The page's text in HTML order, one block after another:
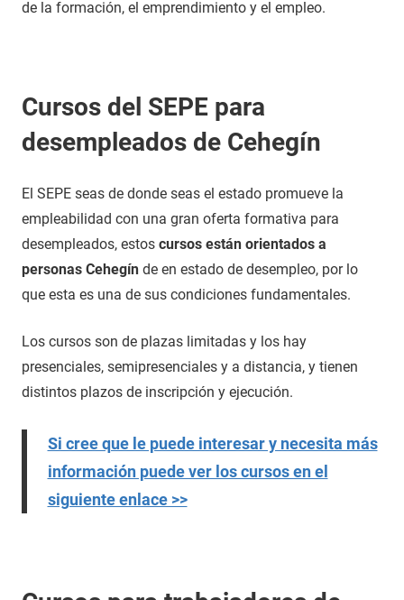
de la formación, el emprendimiento y el empleo.
Cursos del SEPE para
desempleados de Cehegín
El SEPE seas de donde seas el estado promueve la
empleabilidad con una gran oferta formativa para
desempleados, estos cursos están orientados a
personas Cehegín de en estado de desempleo, por lo
que esta es una de sus condiciones fundamentales.
Los cursos son de plazas limitadas y los hay
presenciales, semipresenciales y a distancia, y tienen
distintos plazos de inscripción y ejecución.
Si cree que le puede interesar y necesita más
información puede ver los cursos en el
siguiente enlace >>